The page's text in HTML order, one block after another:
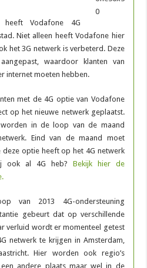
Vodafone 4G
Niet alleen heeft Vodafone hier
het 3G netwerk is verbeterd. Deze
waardoor klanten van
internet moeten hebben.
met de 4G optie van Vodafone
op het nieuwe netwerk geplaatst.
worden in de loop van de maand
Eind van de maand moet
optie heeft op het 4G netwerk
ook al 4G heb? Bekijk hier de
van 2013 4G-ondersteuning
gebeurt dat op verschillende
verluid wordt er momenteel getest
netwerk te krijgen in Amsterdam,
Hier worden ook regio’s
andere plaats maar wel in de